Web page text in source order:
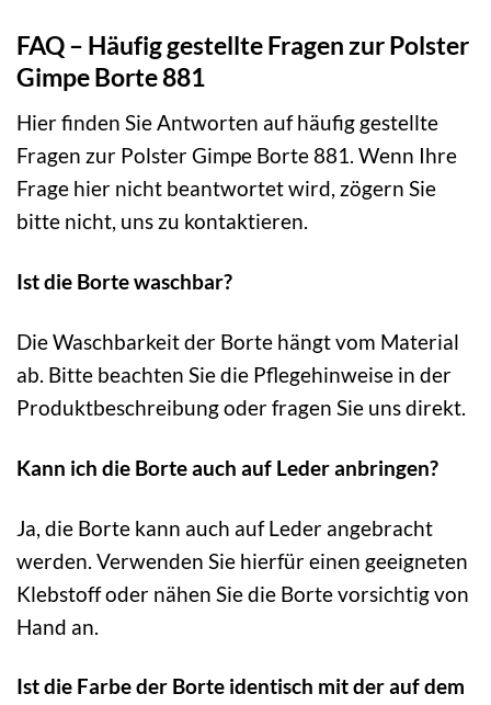
FAQ – Häufig gestellte Fragen zur Polster
Gimpe Borte 881
Hier finden Sie Antworten auf häufig gestellte
Fragen zur Polster Gimpe Borte 881. Wenn Ihre
Frage hier nicht beantwortet wird, zögern Sie
bitte nicht, uns zu kontaktieren.
Ist die Borte waschbar?
Die Waschbarkeit der Borte hängt vom Material
ab. Bitte beachten Sie die Pflegehinweise in der
Produktbeschreibung oder fragen Sie uns direkt.
Kann ich die Borte auch auf Leder anbringen?
Ja, die Borte kann auch auf Leder angebracht
werden. Verwenden Sie hierfür einen geeigneten
Klebstoff oder nähen Sie die Borte vorsichtig von
Hand an.
Ist die Farbe der Borte identisch mit der auf dem